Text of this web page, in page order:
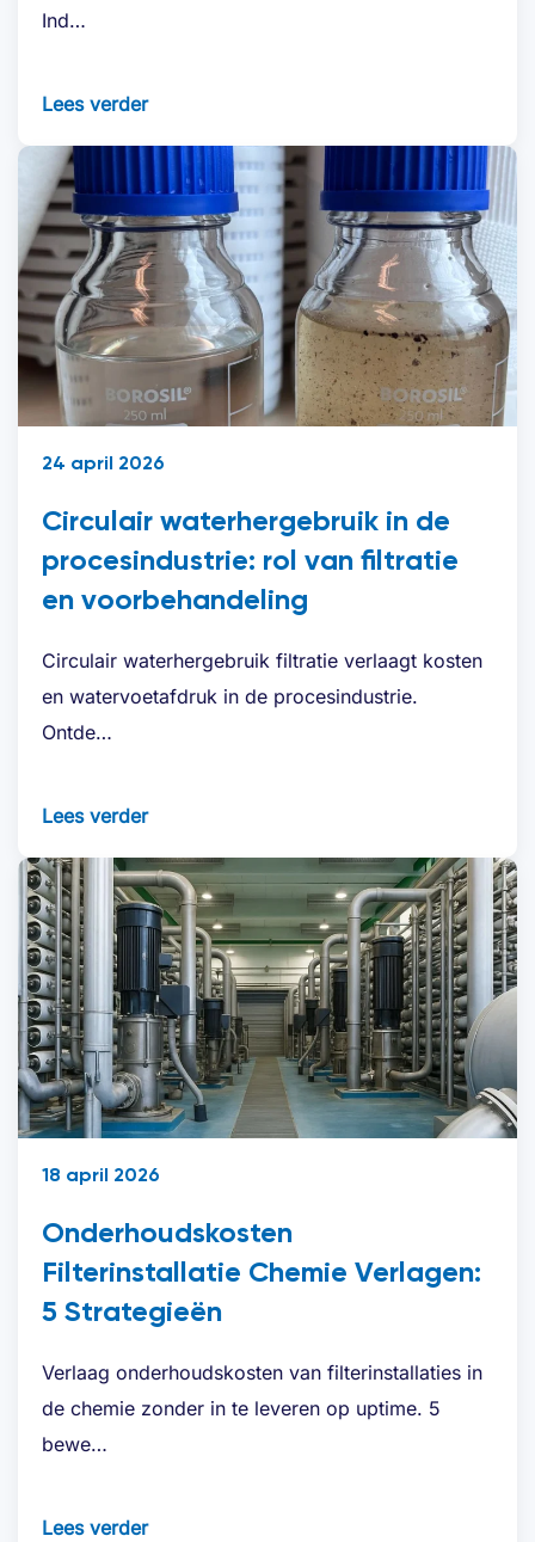
Ind…
Lees verder
24 april 2026
Circulair waterhergebruik in de
procesindustrie: rol van filtratie
en voorbehandeling
Circulair waterhergebruik filtratie verlaagt kosten
en watervoetafdruk in de procesindustrie.
Ontde…
Lees verder
18 april 2026
Onderhoudskosten
Filterinstallatie Chemie Verlagen:
5 Strategieën
Verlaag onderhoudskosten van filterinstallaties in
de chemie zonder in te leveren op uptime. 5
bewe…
Lees verder